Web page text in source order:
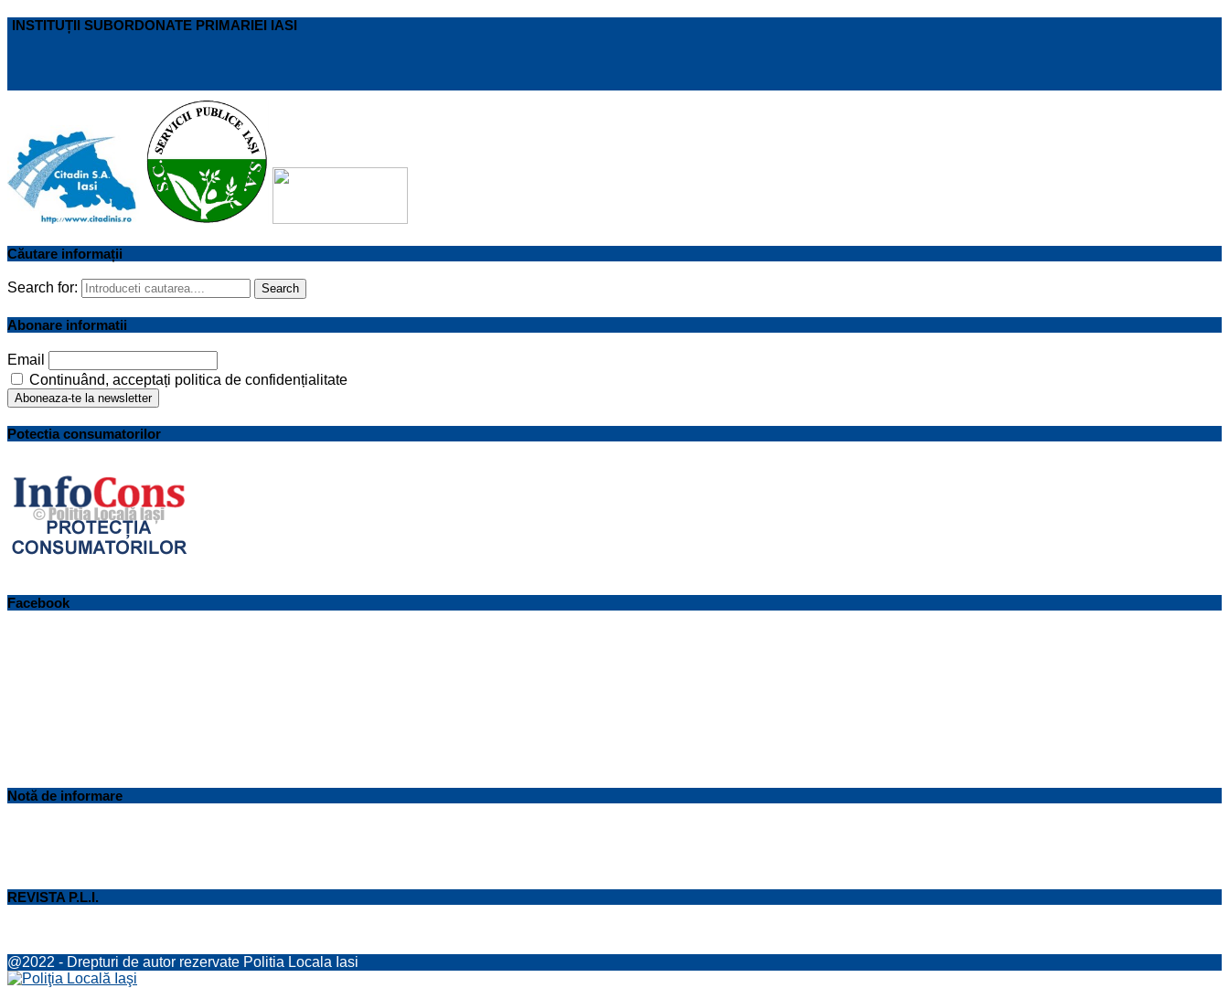
INSTITUȚII SUBORDONATE PRIMARIEI IASI
Căutare informații
Search for: Search
Abonare informatii
Email
Continuând, acceptați politica de confidențialitate
Potectia consumatorilor
Facebook
Notă de informare
REVISTA P.L.I.
@2022 - Drepturi de autor rezervate Politia Locala Iasi